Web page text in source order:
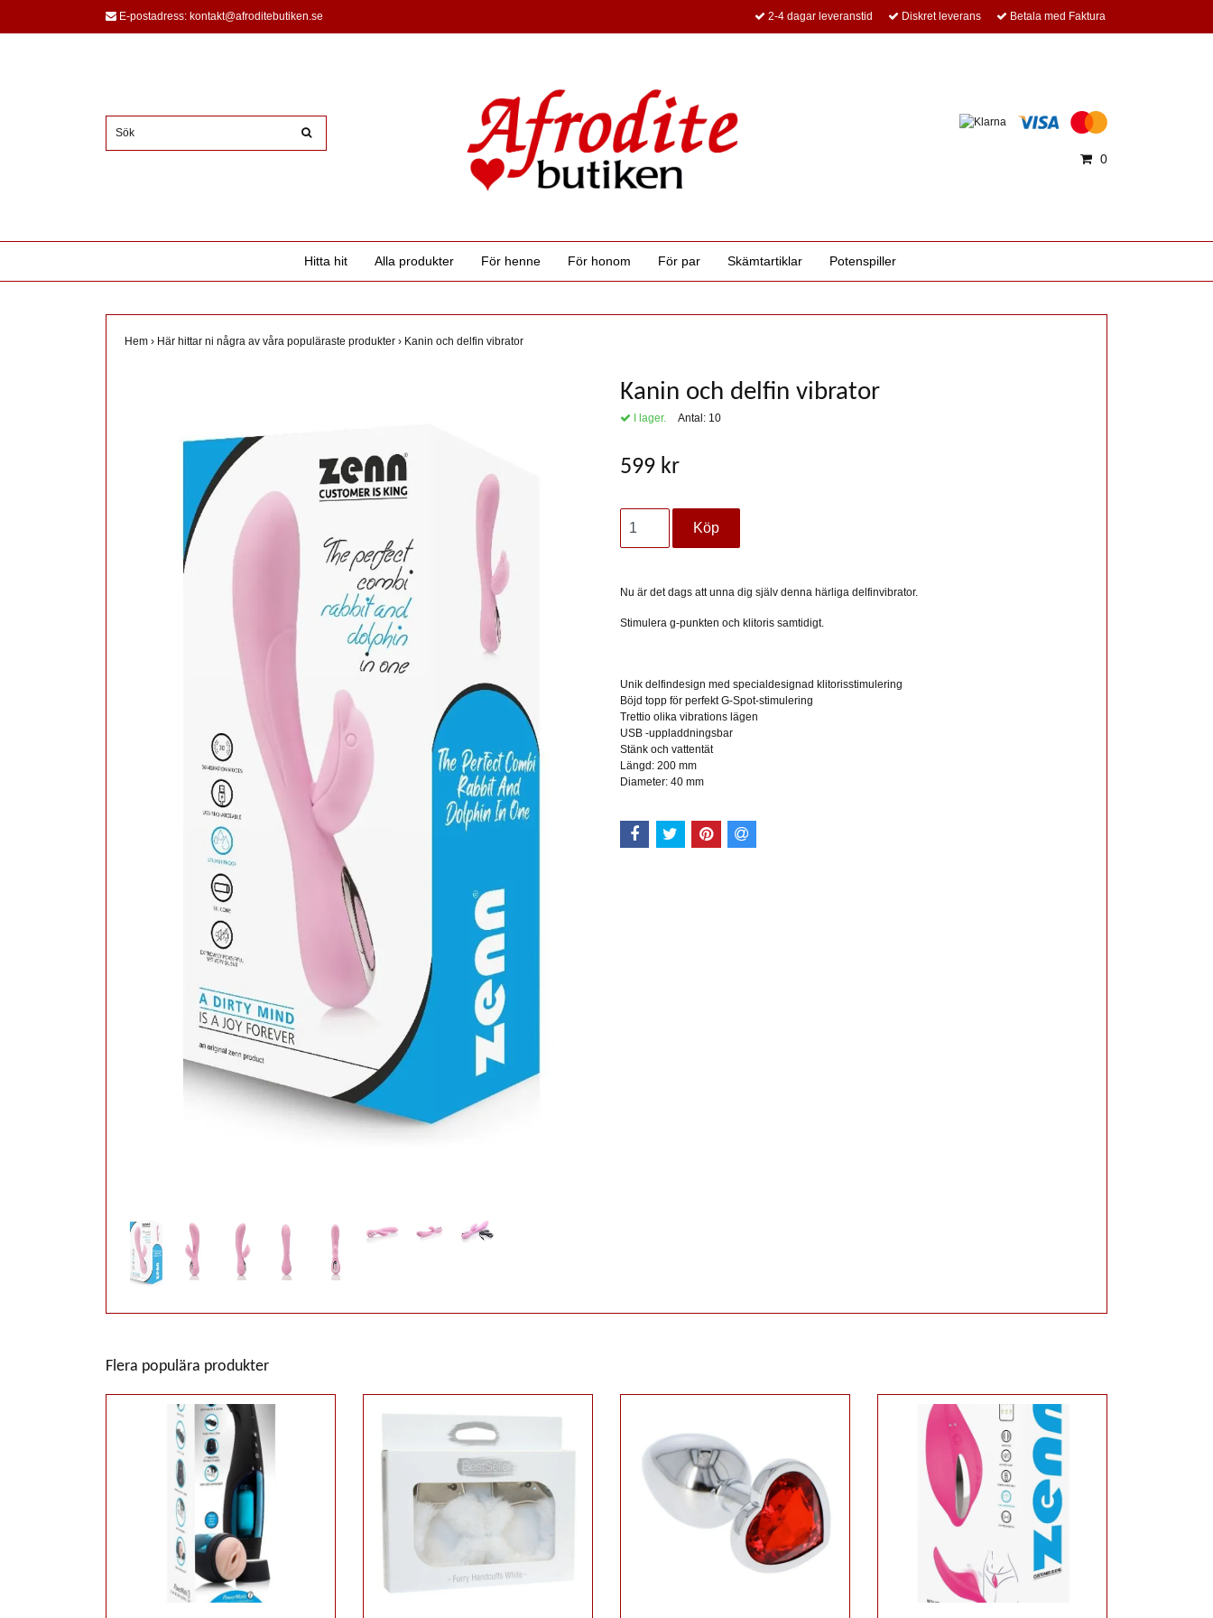
E-postadress: kontakt@afroditebutiken.se 2-4 dagar leveranstid Diskret leverans Betala med Faktura
0
Hitta hit Alla produkter För henne För honom För par Skämtartiklar Potenspiller
Hem › Här hittar ni några av våra populäraste produkter › Kanin och delfin vibrator
Kanin och delfin vibrator
I lager. Antal: 10
599 kr
Nu är det dags att unna dig själv denna härliga delfinvibrator.
Stimulera g-punkten och klitoris samtidigt.
Unik delfindesign med specialdesignad klitorisstimulering
Böjd topp för perfekt G-Spot-stimulering
Trettio olika vibrations lägen
USB -uppladdningsbar
Stänk och vattentät
Längd: 200 mm
Diameter: 40 mm
Flera populära produkter